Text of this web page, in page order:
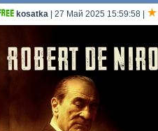
kosatka | 27 Май 2025 15:59:58